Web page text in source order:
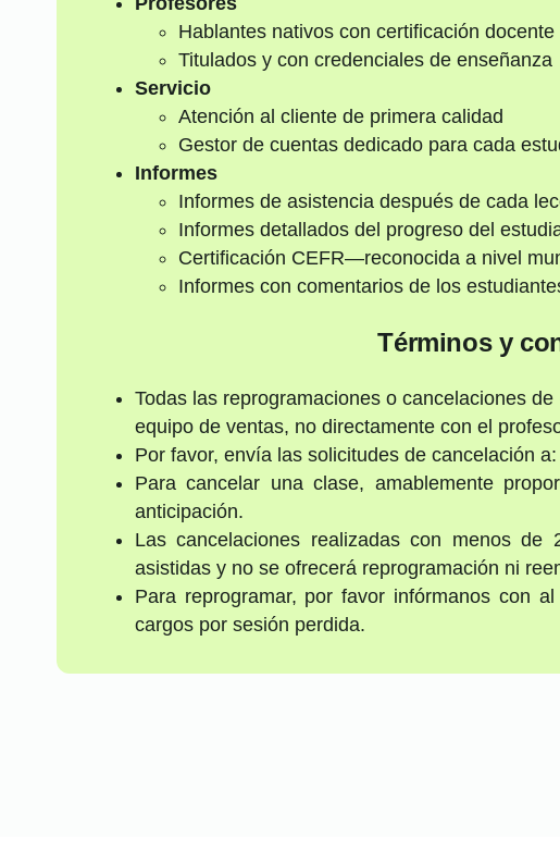
Hablantes nativos con certificación docente
Titulados y con credenciales de enseñanza
Servicio
Atención al cliente de primera calidad
Gestor de cuentas dedicado para cada
Informes
Informes de asistencia después de cada
Informes detallados del progreso del
Certificación CEFR—reconocida a nivel
Informes con comentarios de los
Términos y
Todas las reprogramaciones o cancelaciones
equipo de ventas, no directamente con el
Por favor, envía las solicitudes de cancelación a:
Para cancelar una clase, amablemente
anticipación.
Las cancelaciones realizadas con menos
asistidas y no se ofrecerá reprogramación ni
Para reprogramar, por favor infórmanos con
cargos por sesión perdida.